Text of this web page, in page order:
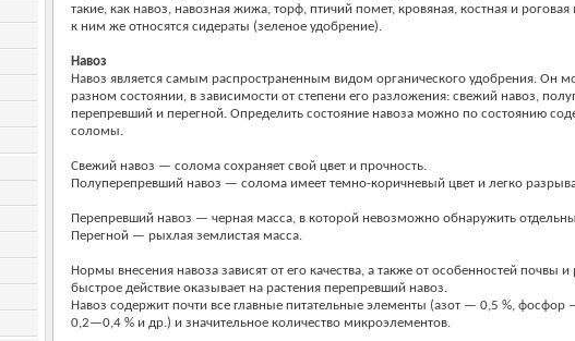
такие, как навоз, навозная жижа, торф, птичий помет, кровяная, костная и
к ним же относятся сидераты (зеленое удобрение).
Навоз
Навоз является самым распространенным видом органического удобрения. Он
разном состоянии, в зависимости от степени его разложения: свежий навоз,
перепревший и перегной. Определить состояние навоза можно по состоянию
соломы.
Свежий навоз — солома сохраняет свой цвет и прочность.
Полуперепревший навоз — солома имеет темно-коричневый цвет и легко
Перепревший навоз — черная масса, в которой невозможно обнаружить
Перегной — рыхлая землистая масса.
Нормы внесения навоза зависят от его качества, а также от особенностей почвы
быстрое действие оказывает на растения перепревший навоз.
Навоз содержит почти все главные питательные элементы (азот — 0,5 %,
0,2—0,4 % и др.) и значительное количество микроэлементов.